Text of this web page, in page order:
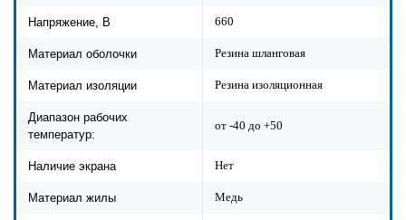
Напряжение, В 660
Материал оболочки Резина шланговая
Материал изоляции Резина изоляционная
Диапазон рабочих
температур:
от -40 до +50
Наличие экрана Нет
Материал жилы Медь